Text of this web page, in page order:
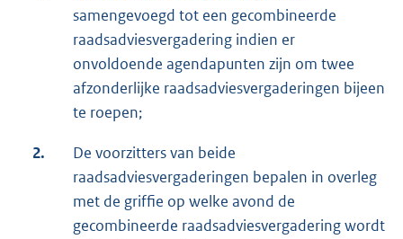
samengevoegd tot een gecombineerde
raadsadviesvergadering indien er
onvoldoende agendapunten zijn om twee
afzonderlijke raadsadviesvergaderingen bijeen
te roepen;
2.
De voorzitters van beide
raadsadviesvergaderingen bepalen in overleg
met de griffie op welke avond de
gecombineerde raadsadviesvergadering wordt